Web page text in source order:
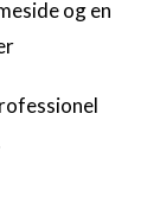
og en